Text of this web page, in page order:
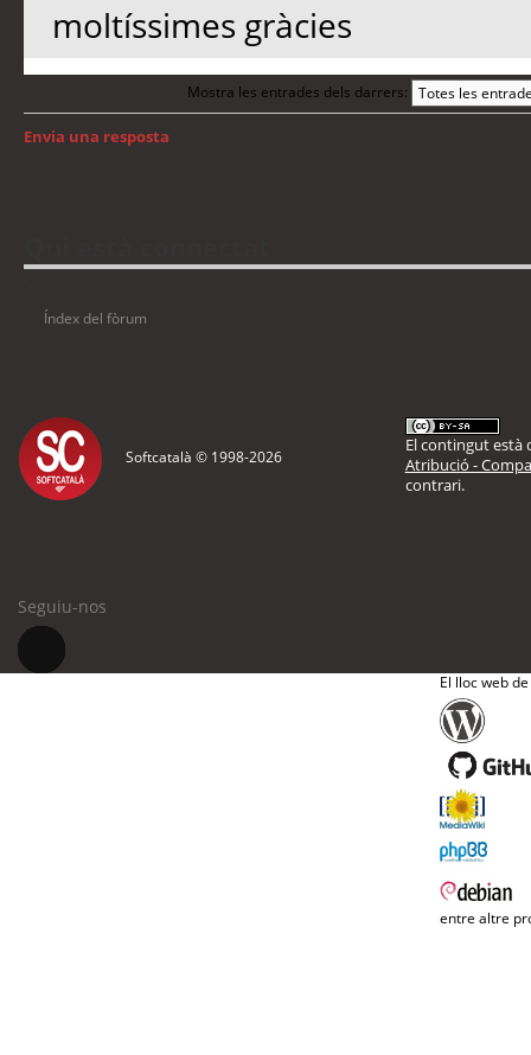
moltíssimes gràcies
Mostra les entrades dels darrers:
Envia una resposta
Índex del fòrum
Softcatalà © 1998-2026
El contingut està
Atribució -
contrari.
Seguiu-nos
El lloc web
entre altre